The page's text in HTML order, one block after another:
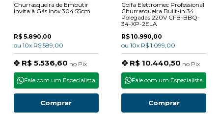
Churrasqueira de Embutir
Invita à Gás Inox 304 55cm
R$ 5.890,00
ou 10x R$ 589,00
R$ 5.536,60 no Pix
Comprar
Fale com um Especialista
Coifa Elettromec Professional
Churrasqueira Built-in 34
Polegadas 220V CFB-BBQ-
34-XP-2ELA
R$ 10.990,00
ou 10x R$ 1.099,00
R$ 10.440,50 no Pix
Comprar
Fale com um Especialista